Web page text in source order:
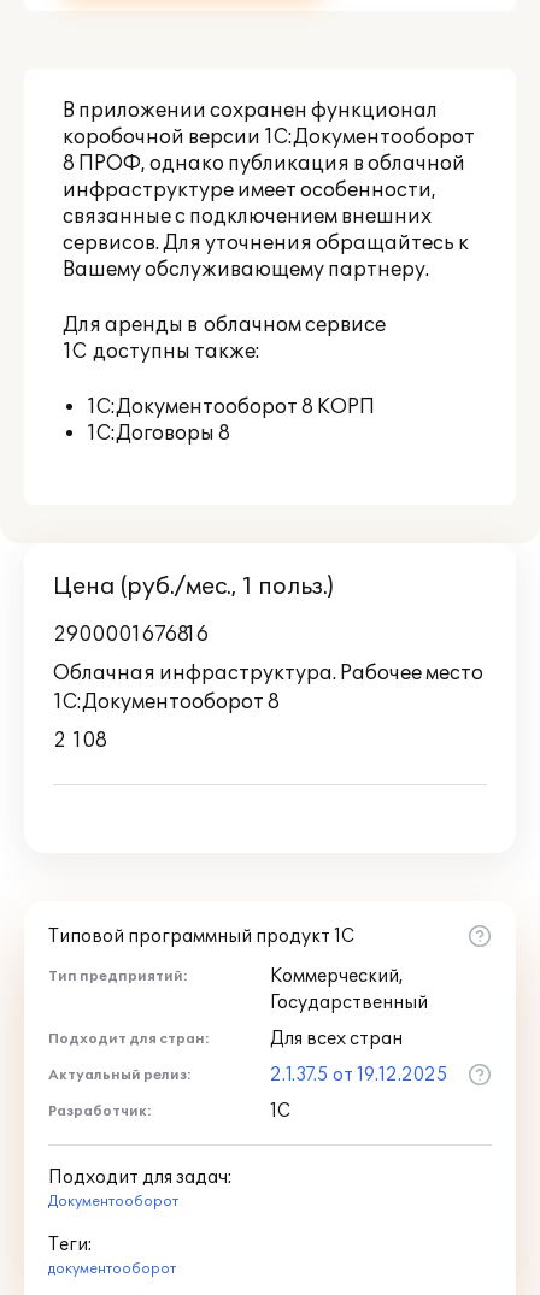
Цена (руб./мес., 1 польз.)
2900001676816
Облачная инфраструктура. Рабочее место
1С:Документооборот 8
2 108
В приложении сохранен функционал
коробочной версии 1С:Документооборот
8 ПРОФ, однако публикация в облачной
инфраструктуре имеет особенности,
связанные с подключением внешних
сервисов. Для уточнения обращайтесь к
Вашему обслуживающему партнеру.
Для аренды в облачном сервисе
1С доступны также:
1С:Документооборот 8 КОРП
1С:Договоры 8
Типовой программный продукт 1С
Тип предприятий:
Коммерческий,
Государственный
Подходит для стран: Для всех стран
Актуальный релиз: 2.1.37.5 от 19.12.2025
Разработчик: 1С
Подходит для задач:
Документооборот
Теги:
документооборот